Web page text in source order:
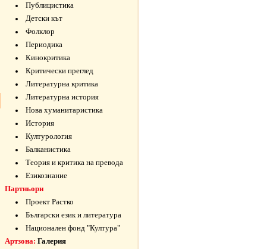
Публицистика
Детски кът
Фолклор
Периодика
Кинокритика
Критически преглед
Литературна критика
Литературна история
Нова хуманитаристика
История
Културология
Балканистика
Теория и критика на превода
Езикознание
Партньори
Проект Растко
Български език и литература
Национален фонд "Култура"
Артзона: Галерия